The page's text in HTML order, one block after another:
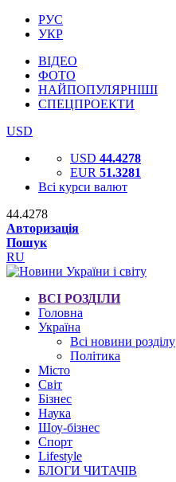
РУС
УКР
ВІДЕО
ФОТО
НАЙПОПУЛЯРНІШІ
СПЕЦПРОЕКТИ
USD
USD 44.4278
EUR 51.3281
Всі курси валют
44.4278
Авторизація
Пошук
RU
ВСІ РОЗДІЛИ
Головна
Україна
Всі новини розділу
Політика
Місто
Світ
Бізнес
Наука
Шоу-бізнес
Спорт
Lifestyle
БЛОГИ ЧИТАЧІВ